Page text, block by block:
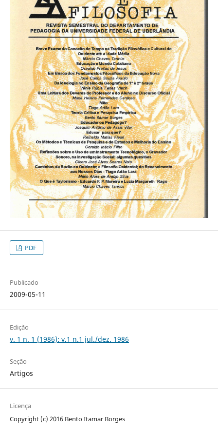
PDF
Publicado
2009-05-11
Edição
v. 1 n. 1 (1986): v.1 n.1 jul./dez. 1986
Seção
Artigos
Licença
Copyright (c) 2016 Bento Itamar Borges